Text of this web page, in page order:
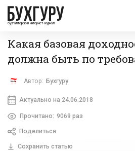
бухгалтерский интернет-журнал
Какая базовая
должна быть по
Автор: Бухгуру
Актуально на 24.06.2018
Прочитано: 9069 раз
Поделиться
Сохранить статью